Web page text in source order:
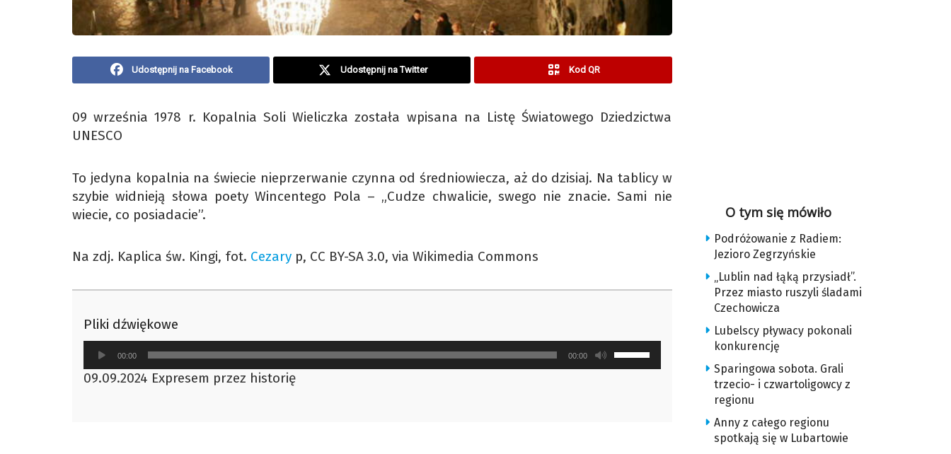
Udostępnij na Facebook Udostępnij na Twitter Kod QR
09 września 1978 r. Kopalnia Soli Wieliczka została wpisana na Listę Światowego Dziedzictwa
UNESCO
To jedyna kopalnia na świecie nieprzerwanie czynna od średniowiecza, aż do dzisiaj. Na tablicy w
szybie widnieją słowa poety Wincentego Pola – „Cudze chwalicie, swego nie znacie. Sami nie
wiecie, co posiadacie”.
Na zdj. Kaplica św. Kingi, fot. Cezary p, CC BY-SA 3.0, via Wikimedia Commons
Pliki dźwiękowe
Odtwarzacz
plików
dźwiękowych
00:00 00:00
strzałek
09.09.2024 Expresem przez historię
O tym się mówiło
Podróżowanie z Radiem:
Jezioro Zegrzyńskie
„Lublin nad łąką przysiadł”.
Przez miasto ruszyli śladami
Czechowicza
Lubelscy pływacy pokonali
konkurencję
Sparingowa sobota. Grali
trzecio- i czwartoligowcy z
regionu
Anny z całego regionu
spotkają się w Lubartowie